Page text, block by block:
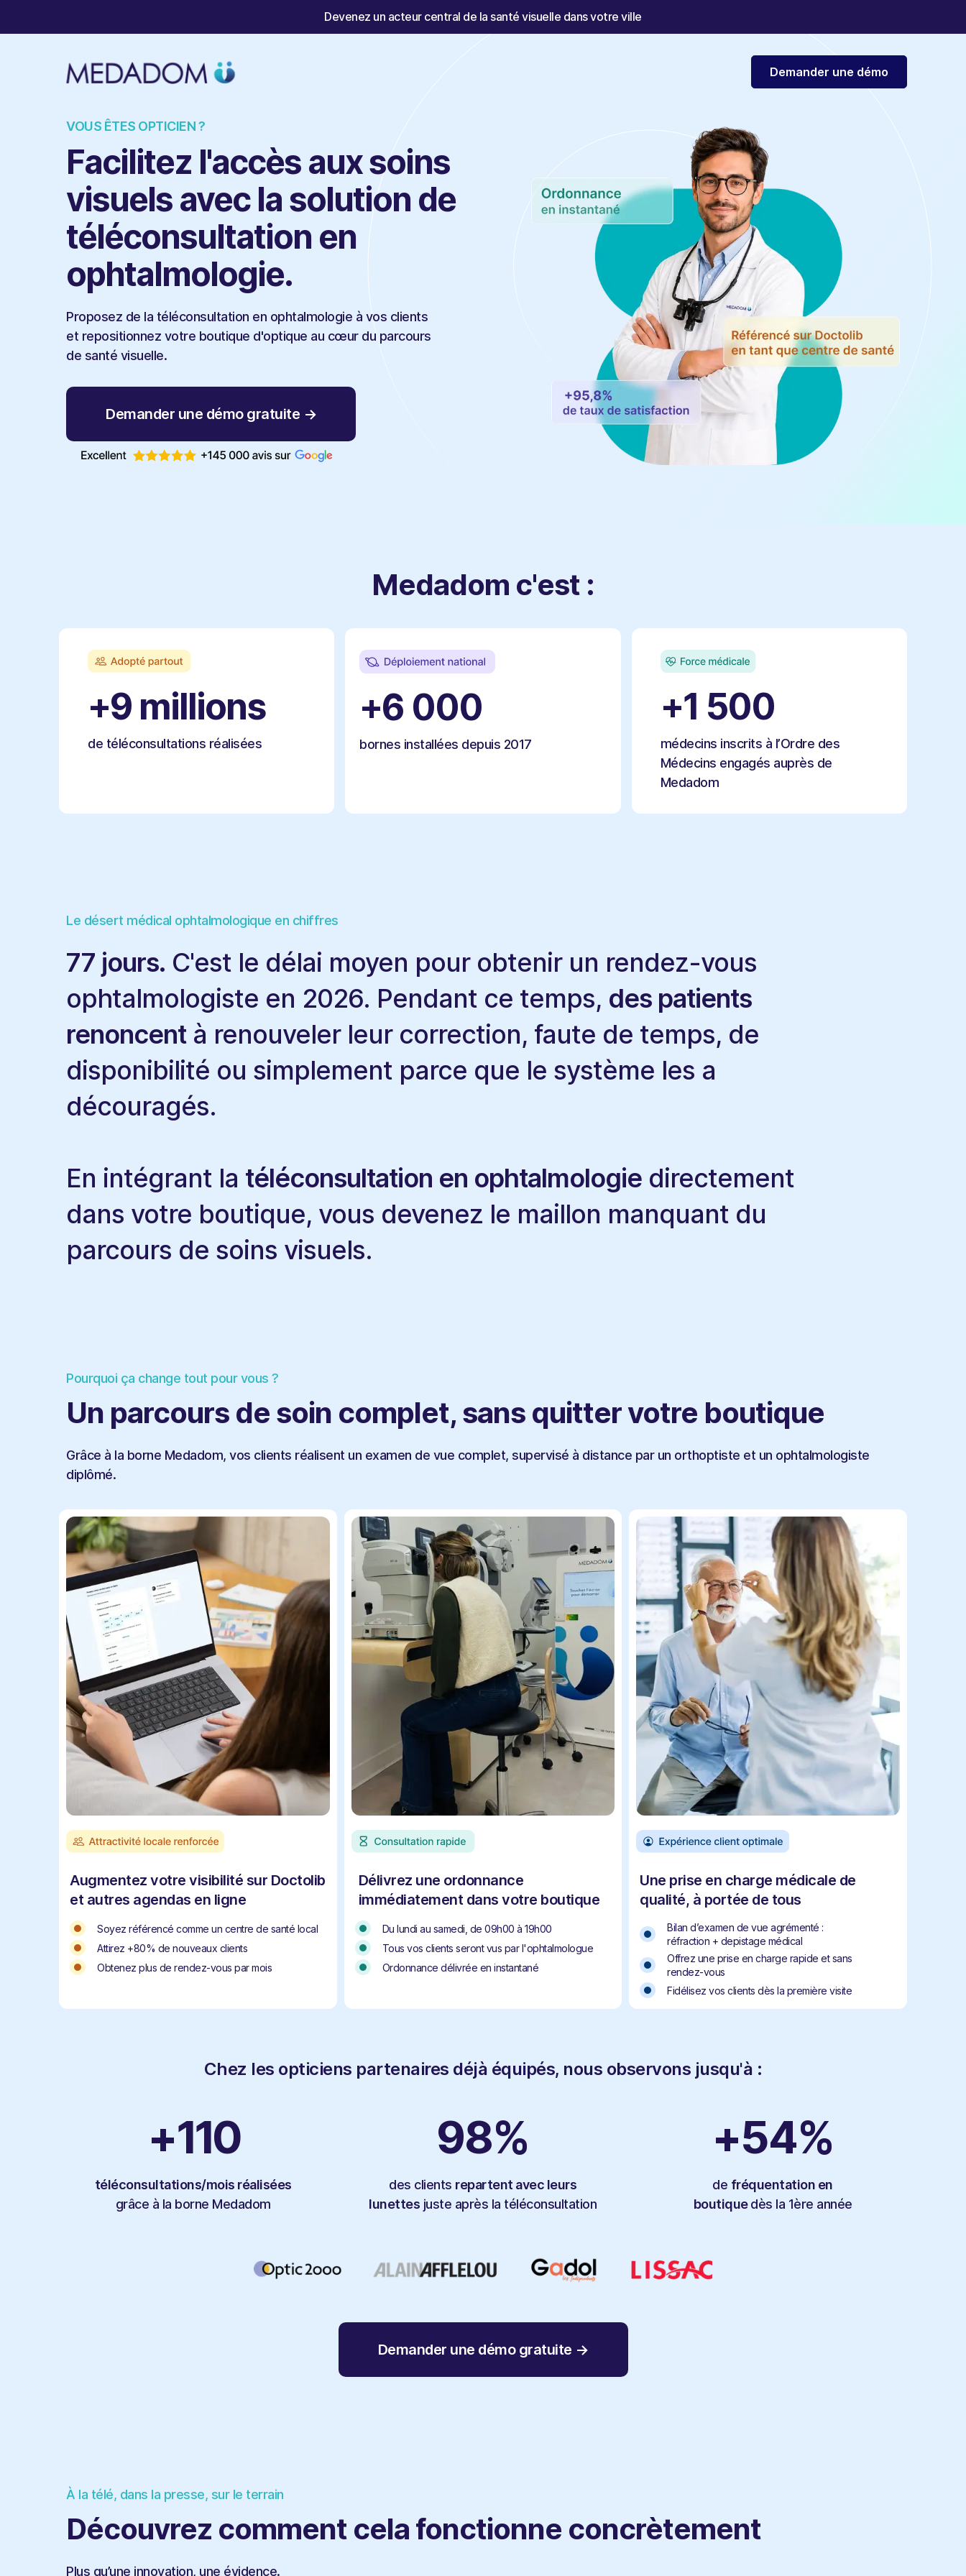
Demander une démo
Devenez un acteur central de la santé visuelle dans votre ville
VOUS ÊTES OPTICIEN ?
Facilitez l'accès aux soins
visuels avec la solution de
téléconsultation en
ophtalmologie.
Proposez de la téléconsultation en ophtalmologie à vos clients
et repositionnez votre boutique d'optique au cœur du parcours
de santé visuelle.
Demander une démo gratuite →
Medadom c'est :
+9 millions
de téléconsultations réalisées
+6 000
bornes installées depuis 2017
+1 500
médecins inscrits à l’Ordre des
Médecins engagés auprès de
Medadom
Le désert médical ophtalmologique en chiffres
77 jours. C'est le délai moyen pour obtenir un rendez-vous
ophtalmologiste en 2026. Pendant ce temps, des patients
renoncentà renouveler leur correction, faute de temps, de
disponibilité ou simplement parce que le système les a
découragés.
En intégrant la téléconsultation en ophtalmologie directement
dans votre boutique, vous devenez le maillon manquant du
parcours de soins visuels.
Pourquoi ça change tout pour vous ?
Un parcours de soin complet, sans quitter votre boutique
Grâce à la borne Medadom, vos clients réalisent un examen de vue complet, supervisé à distance par un orthoptiste et un ophtalmologiste
diplômé.
Augmentez votre visibilité sur Doctolib
et autres agendas en ligne
Soyez référencé comme un centre de santé local
Attirez +80% de nouveaux clients
Obtenez plus de rendez-vous par mois
Délivrez une ordonnance
immédiatement dans votre boutique
Du lundi au samedi, de 09h00 à 19h00
Tous vos clients seront vus par l'ophtalmologue
Ordonnance délivrée en instantané
Une prise en charge médicale de
qualité, à portée de tous
Bilan d’examen de vue agrémenté :
réfraction + depistage médical
Offrez une prise en charge rapide et sans
rendez-vous
Fidélisez vos clients dès la première visite
Chez les opticiens partenaires déjà équipés, nous observons jusqu'à :
+110
téléconsultations/mois réalisées
grâce à la borne Medadom
98%
des clients repartent avec leurs
lunettes juste après la téléconsultation
+54%
de fréquentation en
boutiquedès la 1ère année
Demander une démo gratuite →
À la télé, dans la presse, sur le terrain
Découvrez comment cela fonctionne concrètement
Plus qu’une innovation, une évidence.